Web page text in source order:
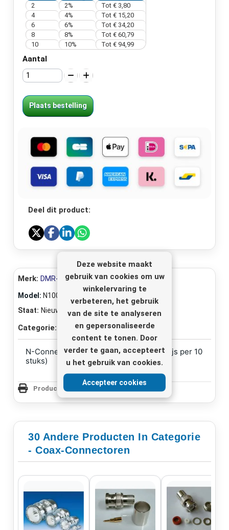
Deze website maakt
gebruik van cookies om uw
winkelervaring te
verbeteren, het gebruik
van de site te analyseren
en gepersonaliseerde
content te tonen. Door
verder te gaan, accepteert
u het gebruik van cookies.
Accepteer cookies
2
2% Tot € 3,80
4
4% Tot € 15,20
6
6% Tot € 34,20
8
8% Tot € 60,79
10
10% Tot € 94,99
Aantal
Plaats bestelling
Deel dit product:
Merk: DMR-Electronics
Model: N1001
Staat: Nieuw
Categorie: Coax-connectoren
N-Connector Male Crimp voor RG58 (Prijs per 10
stuks)
Productpagina Afdrukken
30 Andere Producten In Categorie
- Coax-Connectoren